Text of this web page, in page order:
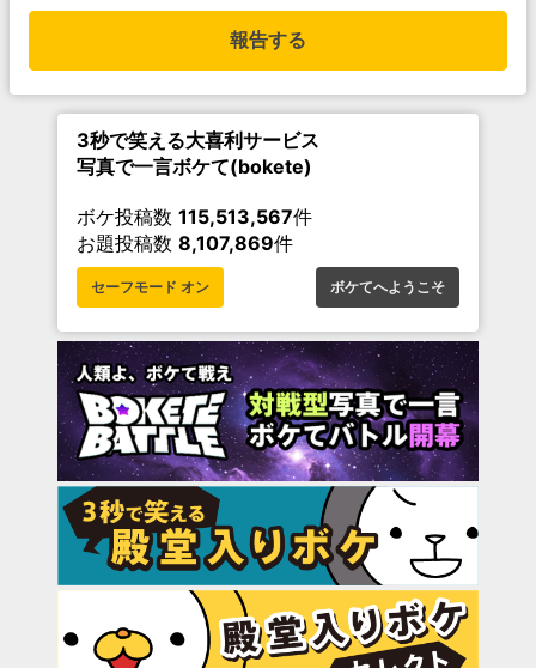
報告する
3秒で笑える大喜利サービス
写真で一言ボケて(bokete)
ボケ投稿数 115,513,567件
お題投稿数 8,107,869件
セーフモード オン ボケてへようこそ